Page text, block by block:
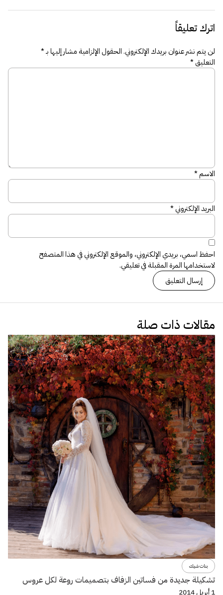
اترك تعليقاً
لن يتم نشر عنوان بريدك الإلكتروني.الحقول الإلزامية مشار إليها بـ*
التعليق*
الاسم*
البريد الإلكتروني*
احفظ اسمي، بريدي الإلكتروني، والموقع الإلكتروني في هذا المتصفح
لاستخدامها المرة المقبلة في تعليقي.
مقالات ذات صلة
بنات شيك
تشكيلة جديدة من فساتين الزفاف بتصميمات روعة لكل عروس
1 أبريل 2014